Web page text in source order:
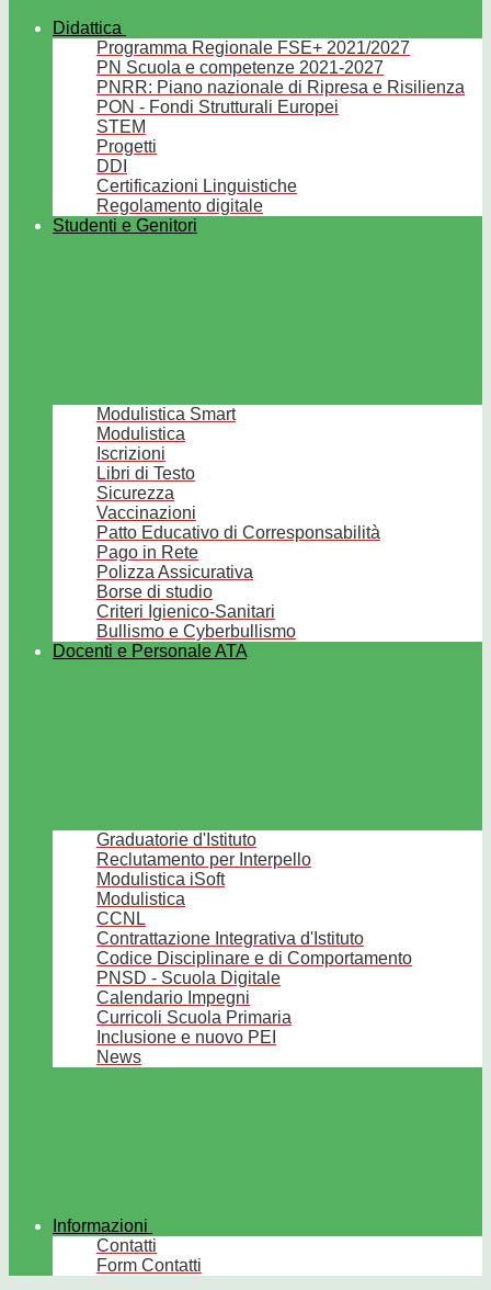
Didattica
Programma Regionale FSE+ 2021/2027
PN Scuola e competenze 2021-2027
PNRR: Piano nazionale di Ripresa e Risilienza
PON - Fondi Strutturali Europei
STEM
Progetti
DDI
Certificazioni Linguistiche
Regolamento digitale
Studenti e Genitori
Modulistica Smart
Modulistica
Iscrizioni
Libri di Testo
Sicurezza
Vaccinazioni
Patto Educativo di Corresponsabilità
Pago in Rete
Polizza Assicurativa
Borse di studio
Criteri Igienico-Sanitari
Bullismo e Cyberbullismo
Docenti e Personale ATA
Graduatorie d'Istituto
Reclutamento per Interpello
Modulistica iSoft
Modulistica
CCNL
Contrattazione Integrativa d'Istituto
Codice Disciplinare e di Comportamento
PNSD - Scuola Digitale
Calendario Impegni
Curricoli Scuola Primaria
Inclusione e nuovo PEI
News
Informazioni
Contatti
Form Contatti